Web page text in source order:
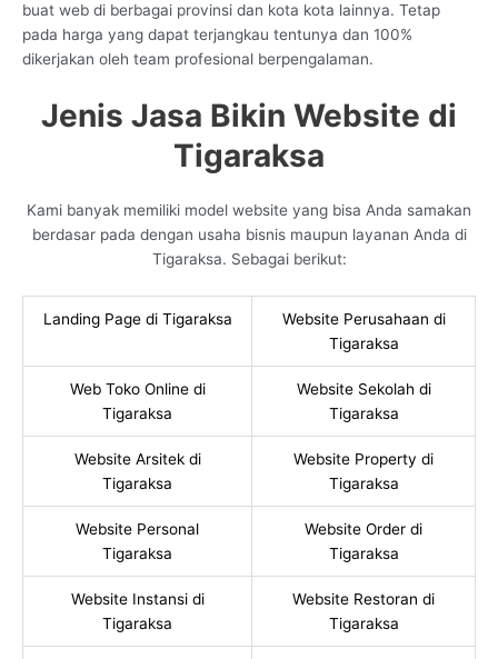
buat web di berbagai provinsi dan kota kota lainnya. Tetap
pada harga yang dapat terjangkau tentunya dan 100%
dikerjakan oleh team profesional berpengalaman.
Jenis Jasa Bikin Website di
Tigaraksa
Kami banyak memiliki model website yang bisa Anda samakan
berdasar pada dengan usaha bisnis maupun layanan Anda di
Tigaraksa. Sebagai berikut:
Landing Page di Tigaraksa
Website Perusahaan di
Tigaraksa
Web Toko Online di
Tigaraksa
Website Sekolah di
Tigaraksa
Website Arsitek di
Tigaraksa
Website Property di
Tigaraksa
Website Personal
Tigaraksa
Website Order di
Tigaraksa
Website Instansi di
Tigaraksa
Website Restoran di
Tigaraksa